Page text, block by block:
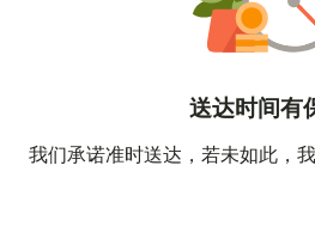
送达时间有
我们承诺准时送达，若未如此，